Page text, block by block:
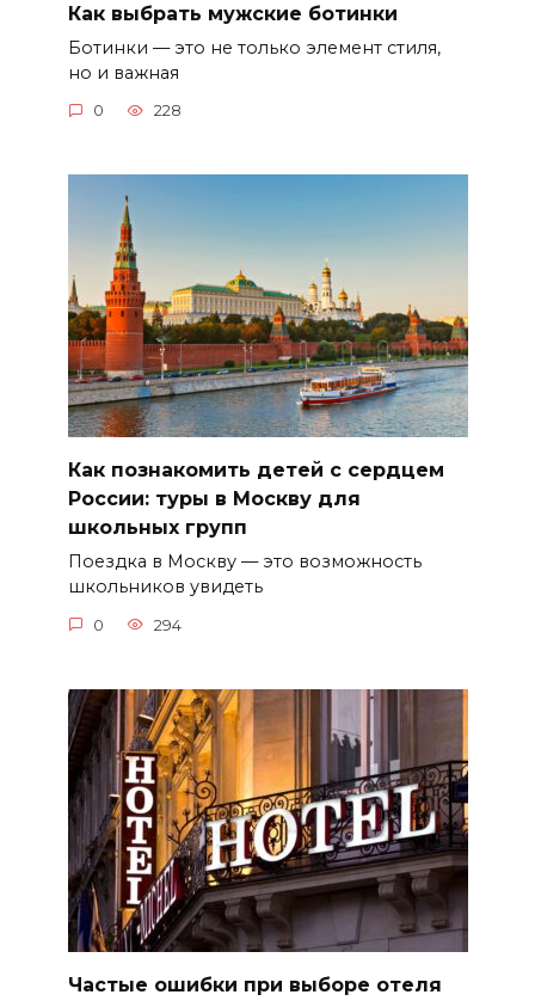
Как выбрать мужские ботинки
Ботинки — это не только элемент стиля,
но и важная
0 228
Как познакомить детей с сердцем
России: туры в Москву для
школьных групп
Поездка в Москву — это возможность
школьников увидеть
0 294
Частые ошибки при выборе отеля